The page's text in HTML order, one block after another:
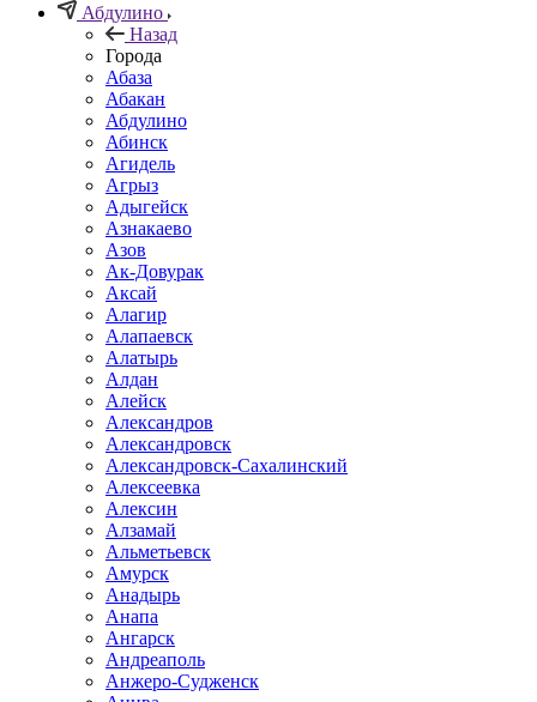
Абдулино
Назад
Города
Абаза
Абакан
Абдулино
Абинск
Агидель
Агрыз
Адыгейск
Азнакаево
Азов
Ак-Довурак
Аксай
Алагир
Алапаевск
Алатырь
Алдан
Алейск
Александров
Александровск
Александровск-Сахалинский
Алексеевка
Алексин
Алзамай
Альметьевск
Амурск
Анадырь
Анапа
Ангарск
Андреаполь
Анжеро-Судженск